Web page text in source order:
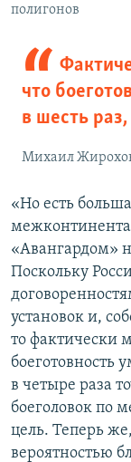
полигонов
что
в шесть
Михаил
«Но есть
«Авангардом»
Поскольку
установок и,
то фактически
боеготовность
в четыре раза
боеголовок по
цель. Теперь
вероятностью